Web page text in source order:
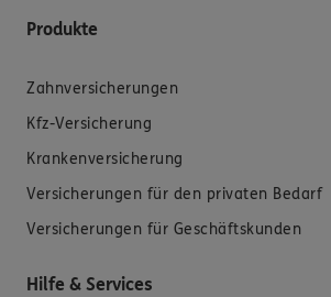
Produkte
Zahnversicherungen
Kfz-Versicherung
Krankenversicherung
Versicherungen für den privaten Bedarf
Versicherungen für Geschäftskunden
Hilfe & Services